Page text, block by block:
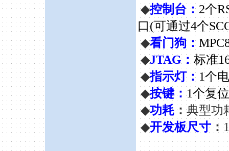
◆控制台： 2个
口(可通过4个
◆看门狗：
◆JTAG：标准
◆指示灯： 1个
◆按键：1个复
◆功耗：典型功
◆开发板尺寸：